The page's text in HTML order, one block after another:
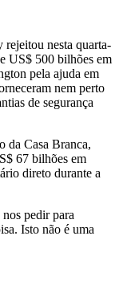
nesta quarta-
US$ 500 bilhões em
pela ajuda em
nem perto
de segurança
da Casa Branca,
67 bilhões em
direto durante a
pedir para
Isto não é uma